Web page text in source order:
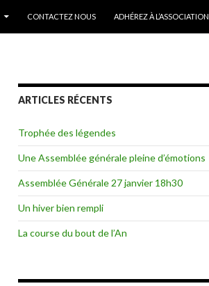
CONTACTEZ NOUS ADHÉREZ À L’ASSOCIATION
ARTICLES RÉCENTS
Trophée des légendes
Une Assemblée générale pleine d’émotions
Assemblée Générale 27 janvier 18h30
Un hiver bien rempli
La course du bout de l’An